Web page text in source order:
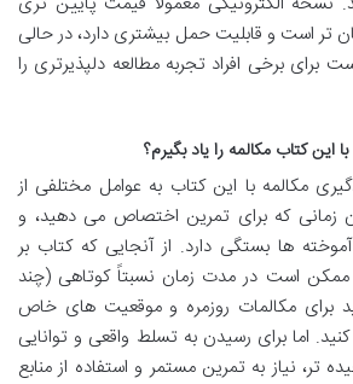
تر است و قابلیت حمل بیشتری دارد، در حالی
برخی افراد تجربه مطالعه دلپذیرتری را
کتاب مکالمه را یاد بگیرم؟
مکالمه با این کتاب به عوامل مختلفی از
زمانی که برای تمرین اختصاص می دهید، و
ها بستگی دارد. از آنجایی که کتاب بر
ممکن است در مدت زمان نسبتاً کوتاهی (چند
برای مکالمات روزمره و موقعیت های خاص
اما برای رسیدن به تسلط واقعی و توانایی
تر، نیاز به تمرین مستمر و استفاده از منابع